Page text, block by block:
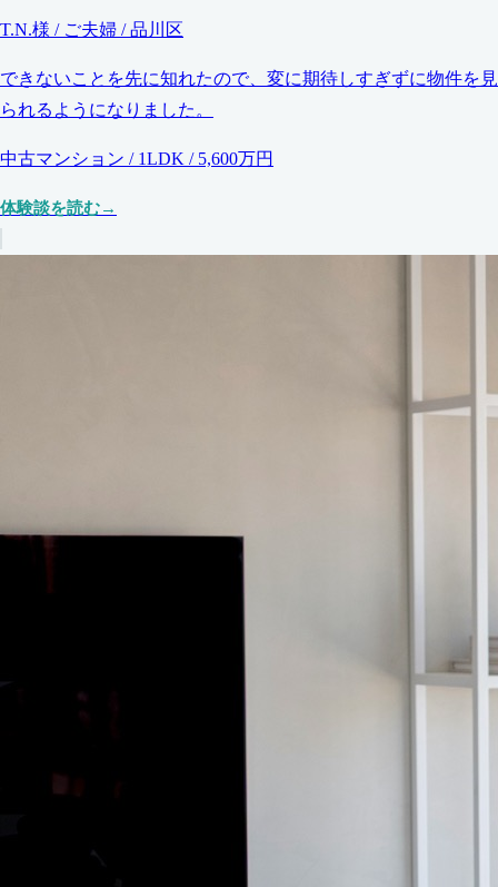
T.N.様 / ご夫婦 / 品川区
できないことを先に知れたので、変に期待しすぎずに物件を見
られるようになりました。
中古マンション / 1LDK / 5,600万円
体験談を読む